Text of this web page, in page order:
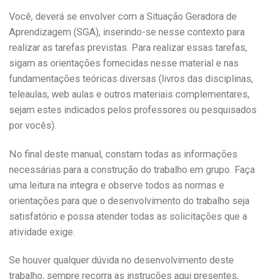
Você, deverá se envolver com a Situação Geradora de
Aprendizagem (SGA), inserindo-se nesse contexto para
realizar as tarefas previstas. Para realizar essas tarefas,
sigam as orientações fornecidas nesse material e nas
fundamentações teóricas diversas (livros das disciplinas,
teleaulas, web aulas e outros materiais complementares,
sejam estes indicados pelos professores ou pesquisados
por vocês).
No final deste manual, constam todas as informações
necessárias para a construção do trabalho em grupo. Faça
uma leitura na integra e observe todos as normas e
orientações para que o desenvolvimento do trabalho seja
satisfatório e possa atender todas as solicitações que a
atividade exige.
Se houver qualquer dúvida no desenvolvimento deste
trabalho, sempre recorra as instruções aqui presentes,